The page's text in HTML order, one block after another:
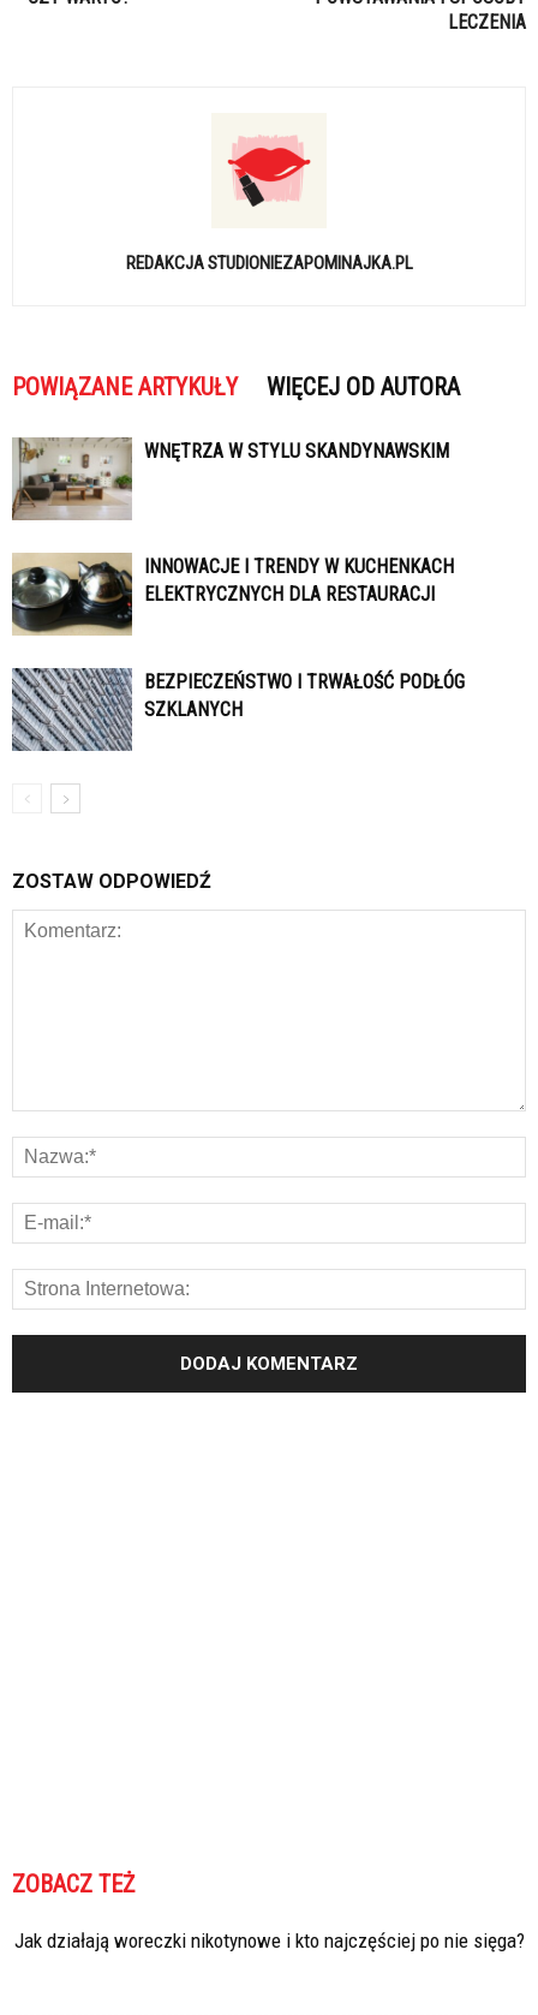
LECZENIA
REDAKCJA STUDIONIEZAPOMINAJKA.PL
POWIĄZANE ARTYKUŁY WIĘCEJ OD AUTORA
WNĘTRZA W STYLU SKANDYNAWSKIM
INNOWACJE I TRENDY W KUCHENKACH
ELEKTRYCZNYCH DLA RESTAURACJI
BEZPIECZEŃSTWO I TRWAŁOŚĆ PODŁÓG
SZKLANYCH
ZOSTAW ODPOWIEDŹ
ZOBACZ TEŻ
Jak działają woreczki nikotynowe i kto najczęściej po nie sięga?